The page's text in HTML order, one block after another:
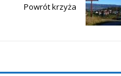
Powrót krzyża